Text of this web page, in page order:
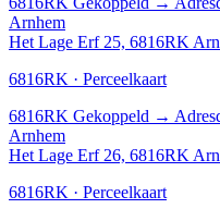
Arnhem
Het Lage Erf 25, 6816RK
6816RK · Perceelkaart
6816RK Gekoppeld →
Arnhem
Het Lage Erf 26, 6816RK
6816RK · Perceelkaart